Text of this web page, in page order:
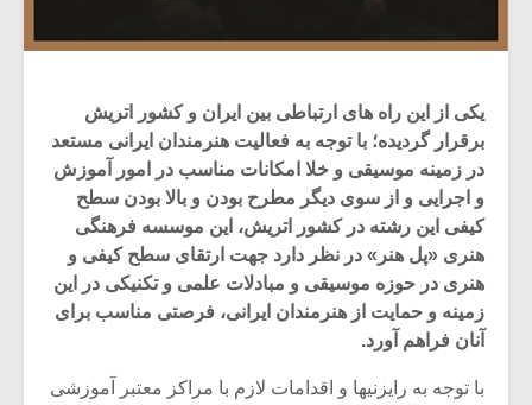
یکی از این راه های ارتباطی بین ایران و کشور اتریش
برقرار گردیده؛ با توجه به فعالیت هنرمندان ایرانی مستعد
در زمینه موسیقی و خلا امکانات مناسب در امور آموزش
و اجرایی و از سوی دیگر مطرح بودن و بالا بودن سطح
کیفی این رشته در کشور اتریش، این موسسه فرهنگی
هنری «پل هنر» در نظر دارد جهت ارتقای سطح کیفی و
هنری در حوزه موسیقی و مبادلات علمی و تکنیکی در این
زمینه و حمایت از هنرمندان ایرانی، فرصتی مناسب برای
آنان فراهم آورد.
با توجه به رایزنیها و اقدامات لازم با مراکز معتبر آموزشی